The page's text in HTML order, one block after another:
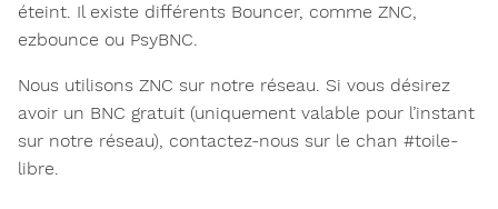
éteint. Il existe différents Bouncer, comme ZNC,
ezbounce ou PsyBNC.
Nous utilisons ZNC sur notre réseau. Si vous désirez
avoir un BNC gratuit (uniquement valable pour l’instant
sur notre réseau), contactez-nous sur le chan #toile-
libre.